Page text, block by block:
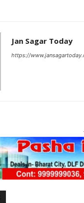
Jan Sagar Today
https://